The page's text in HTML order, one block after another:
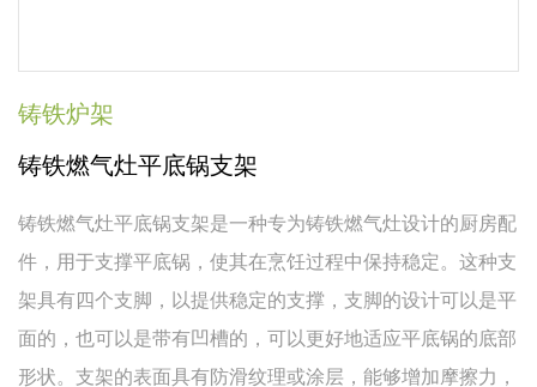
铸铁炉架
铸铁燃气灶平底锅支架
铸铁燃气灶平底锅支架是一种专为铸铁燃气灶设计的厨房配
件，用于支撑平底锅，使其在烹饪过程中保持稳定。这种支
架具有四个支脚，以提供稳定的支撑，支脚的设计可以是平
面的，也可以是带有凹槽的，可以更好地适应平底锅的底部
形状。支架的表面具有防滑纹理或涂层，能够增加摩擦力，